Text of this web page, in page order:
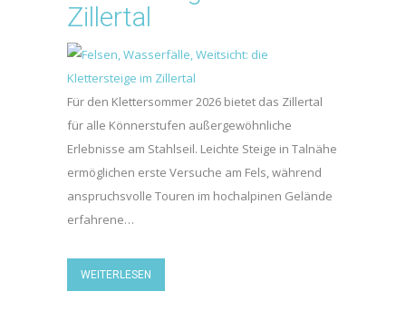
Zillertal
Für den Klettersommer 2026 bietet das Zillertal
für alle Könnerstufen außergewöhnliche
Erlebnisse am Stahlseil. Leichte Steige in Talnähe
ermöglichen erste Versuche am Fels, während
anspruchsvolle Touren im hochalpinen Gelände
erfahrene…
WEITERLESEN